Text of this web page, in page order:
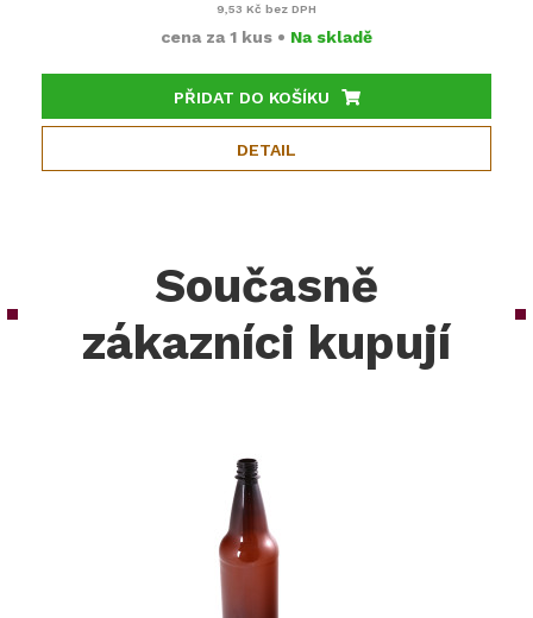
9,53 Kč bez DPH
cena za 1 kus • Na skladě
PŘIDAT DO KOŠÍKU
DETAIL
Současně
zákazníci kupují